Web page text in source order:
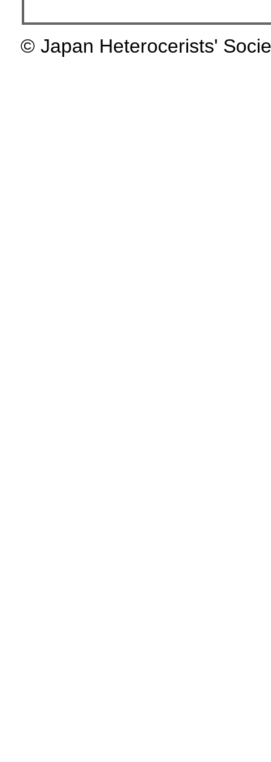
© Japan Heterocerists'